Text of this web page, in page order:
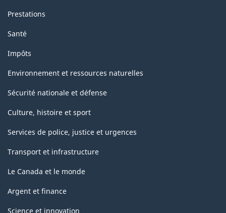
Prestations
Santé
Impôts
Environnement et ressources naturelles
Sécurité nationale et défense
Culture, histoire et sport
Services de police, justice et urgences
Transport et infrastructure
Le Canada et le monde
Argent et finance
Science et innovation